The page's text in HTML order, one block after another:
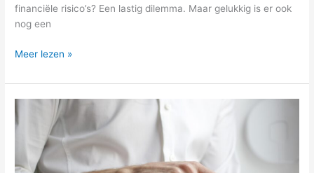
financiële risico’s? Een lastig dilemma. Maar gelukkig is er ook
nog een
Meer lezen »
jij
telefoon
op